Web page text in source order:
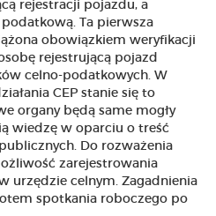
rejestracji pojazdu, a
Ta pierwsza
obowiązkiem weryfikacji
rejestrującą pojazd
celno-podatkowych. W
CEP stanie się to
organy będą same mogły
wiedzę w oparciu o treść
Do rozważenia
zarejestrowania
urzędzie celnym. Zagadnienia
spotkania roboczego po